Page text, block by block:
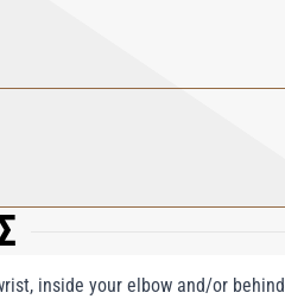
inside your elbow and/or behind